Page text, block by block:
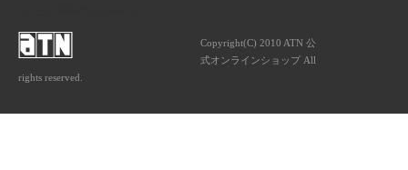
Copyright(C) 2010 ATN 公
式オンラインショップ All
rights reserved.